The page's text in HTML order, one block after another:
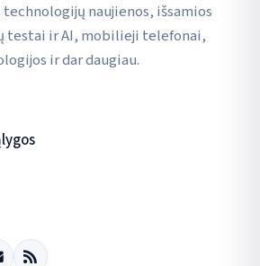
naujienos, išsamios
testai ir AI, mobilieji telefonai,
ir dar daugiau.